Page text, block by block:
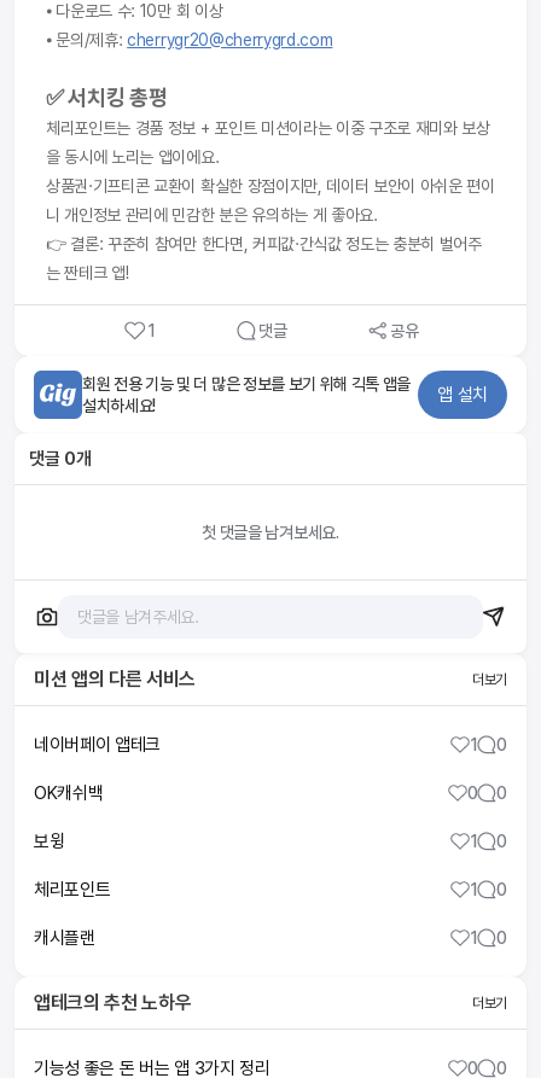
⦁ 다운로드 수: 10만 회 이상
⦁ 문의/제휴: cherrygr20@cherrygrd.com
✅ 서치킹 총평
체리포인트는 경품 정보 + 포인트 미션이라는 이중 구조로 재미와 보상
을 동시에 노리는 앱이에요.
상품권·기프티콘 교환이 확실한 장점이지만, 데이터 보안이 아쉬운 편이
니 개인정보 관리에 민감한 분은 유의하는 게 좋아요.
👉 결론: 꾸준히 참여만 한다면, 커피값·간식값 정도는 충분히 벌어주
는 짠테크 앱!
1 댓글 공유
회원 전용 기능 및 더 많은 정보를 보기 위해 긱톡 앱을
설치하세요!
앱 설치
댓글 0개
첫 댓글을 남겨보세요.
미션 앱의 다른 서비스 더보기
네이버페이 앱테크 1 0
OK캐쉬백 0 0
보윙 1 0
체리포인트 1 0
캐시플랜 1 0
앱테크의 추천 노하우 더보기
기능성 좋은 돈 버는 앱 3가지 정리 0 0